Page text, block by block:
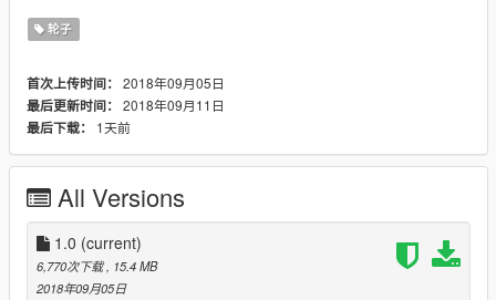
Work NEZART SIEBEN
DONT REUPLOAD TO ANYWHERE ELSE
if you have any problems just write in the comments!!
bugs..
some tire walls get brighter then darker
"rim is not wobbly" ill be working on fixing this.
im still working on a tread for the tire.
轮子
首次上传时间： 2018年09月05日
最后更新时间： 2018年09月11日
最后下载：
1天前
All Versions
1.0 (current)
6,770次下载, 15.4 MB
2018年09月05日